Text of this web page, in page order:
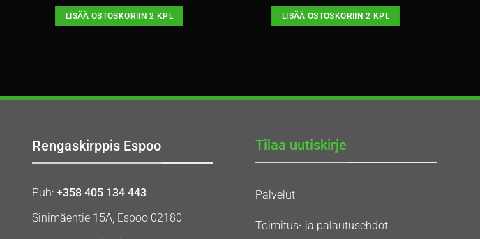
LISÄÄ OSTOSKORIIN 2 KPL LISÄÄ OSTOSKORIIN 2 KPL
Rengaskirppis Espoo
Puh: +358 405 134 443
Sinimäentie 15A, Espoo 02180
Tilaa uutiskirje
Palvelut
Toimitus- ja palautusehdot